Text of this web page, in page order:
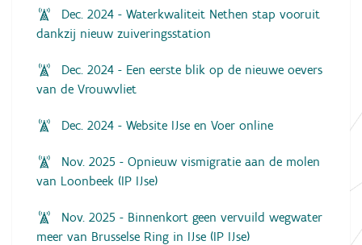
Dec. 2024 - Waterkwaliteit Nethen stap vooruit
dankzij nieuw zuiveringsstation
Dec. 2024 - Een eerste blik op de nieuwe oevers
van de Vrouwvliet
Dec. 2024 - Website IJse en Voer online
Nov. 2025 - Opnieuw vismigratie aan de molen
van Loonbeek (IP IJse)
Nov. 2025 - Binnenkort geen vervuild wegwater
meer van Brusselse Ring in IJse (IP IJse)